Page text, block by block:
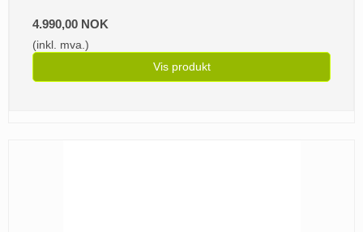
4.990,00 NOK
(inkl. mva.)
Vis produkt